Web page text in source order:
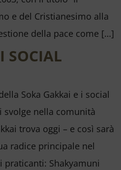
e del Cristianesimo alla
della pace come […]
SOCIAL
Soka Gakkai e i social
svolge nella comunità
trova oggi – e così sarà
radice principale nel
Shakyamuni